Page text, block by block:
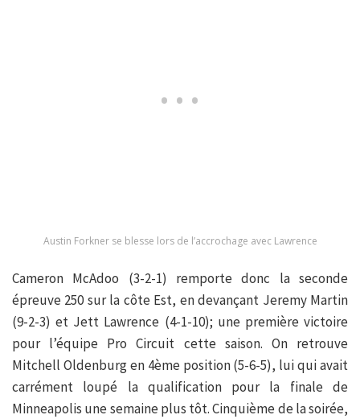
Austin Forkner se blesse lors de l’accrochage avec Lawrence
Cameron McAdoo (3-2-1) remporte donc la seconde
épreuve 250 sur la côte Est, en devançant Jeremy Martin
(9-2-3) et Jett Lawrence (4-1-10); une première victoire
pour l’équipe Pro Circuit cette saison. On retrouve
Mitchell Oldenburg en 4ème position (5-6-5), lui qui avait
carrément loupé la qualification pour la finale de
Minneapolis une semaine plus tôt. Cinquième de la soirée,